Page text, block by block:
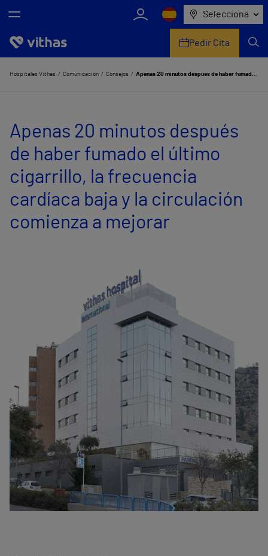
Selecciona
Nosotros
Servicios de salud
Equipo médico y asistencial
Información útil
Comunicación
Pedir Cita
Hospitales Vithas Comunicación Consejos Apenas 20 minutos después de haber fumado el último cigarrillo, la frecuencia cardíaca baja y la circulación comienza a mejorar
Apenas 20 minutos después
de haber fumado el último
cigarrillo, la frecuencia
cardíaca baja y la circulación
comienza a mejorar